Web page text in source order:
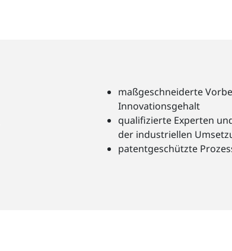
maßgeschneiderte
Innovationsgehalt
qualifizierte Experten
der industriellen
patentgeschützte